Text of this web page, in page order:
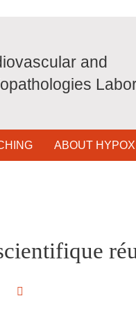
and
ABOUT
Facebook
Share on LinkedIn